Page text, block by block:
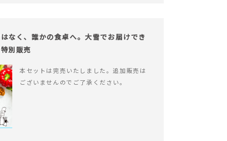
なく、誰かの食卓へ。大雪でお届けでき
別販売
本セットは完売いたしました。追加販売は
ございませんのでご了承ください。